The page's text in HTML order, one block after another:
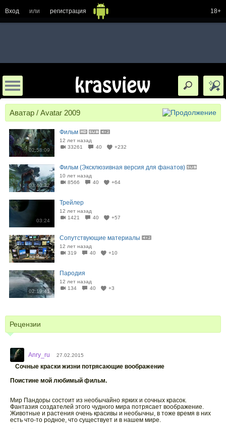
Вход или регистрация 18+
Аватар / Avatar 2009
02:58:09
Фильм
12 лет назад
33261
40 +232
03:40:32
Фильм (Эксклюзивная версия для фанатов)
10 лет назад
8566
40 +64
03:24
Трейлер
12 лет назад
1421
40 +57
22:55
Сопутствующие материалы
12 лет назад
319
40 +10
02:19:41
Пародия
12 лет назад
134
40 +3
Рецензии
Anry_ru 27.02.2015
Сочные краски жизни потрясающие воображение
Поистине мой любимый фильм.
Мир Пандоры состоит из необычайно ярких и сочных красок.
Фантазия создателей этого чудного мира потрясает воображение.
Животные и растения очень красивы и необычны, в тоже время в них
есть что-то родное, что существует и в нашем мире.